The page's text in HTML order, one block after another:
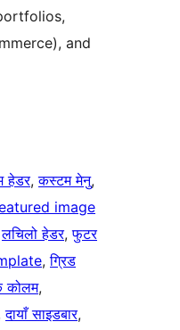
and
हेडर, कस्टम मेनु
image
लचिलो हेडर, फुटर
, ग्रिड
कोलम
दायाँ साइडबार